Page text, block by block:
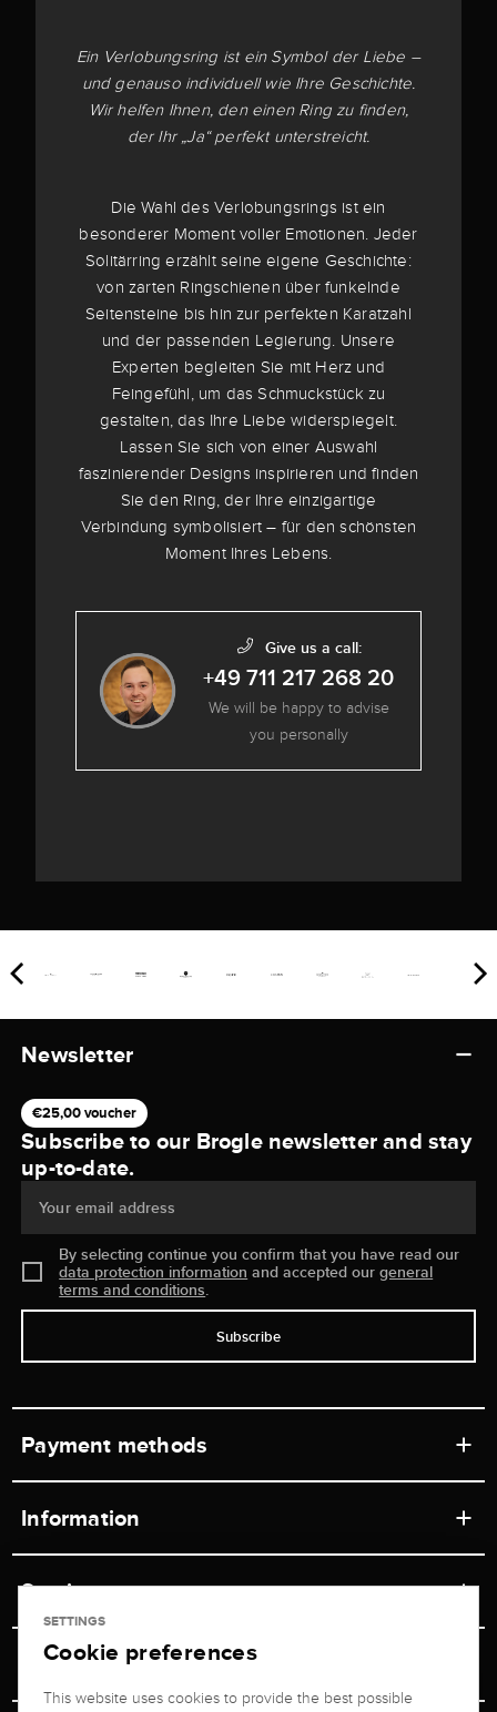
Ein Verlobungsring ist ein Symbol der Liebe –
und genauso individuell wie Ihre Geschichte.
Wir helfen Ihnen, den einen Ring zu finden,
der Ihr „Ja“ perfekt unterstreicht.
Die Wahl des Verlobungsrings ist ein
besonderer Moment voller Emotionen. Jeder
Solitärring erzählt seine eigene Geschichte:
von zarten Ringschienen über funkelnde
Seitensteine bis hin zur perfekten Karatzahl
und der passenden Legierung. Unsere
Experten begleiten Sie mit Herz und
Feingefühl, um das Schmuckstück zu
gestalten, das Ihre Liebe widerspiegelt.
Lassen Sie sich von einer Auswahl
faszinierender Designs inspirieren und finden
Sie den Ring, der Ihre einzigartige
Verbindung symbolisiert – für den schönsten
Moment Ihres Lebens.
Give us a call:
+49 711 217 268 20
We will be happy to advise
you personally
Newsletter
€25,00 voucher
Subscribe to our Brogle newsletter and stay
up-to-date.
Your email address
By selecting continue you confirm that you have read our
data protection information and accepted ourgeneral
terms and conditions.
Subscribe
Payment methods
Information
Retail store
Shipping & Payment
Service
Contact
Unsubscribe from newsletter
Jeweler Brogle
SETTINGS
Cookie preferences
This website uses cookies to provide the best possible